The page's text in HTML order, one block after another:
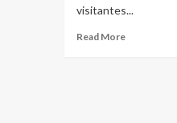
visitantes...
Read More